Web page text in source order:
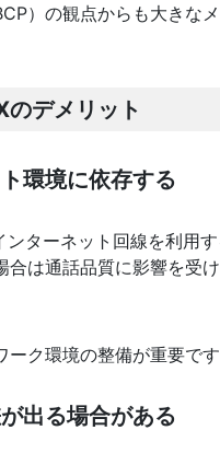
）の観点からも大きな
のデメリット
環境に依存する
ンターネット回線を利用
合は通話品質に影響を受
ク環境の整備が重要です
出る場合がある